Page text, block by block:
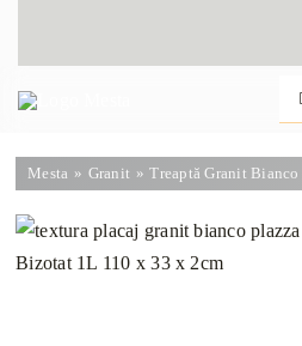
Mesta Granit Treaptă Granit